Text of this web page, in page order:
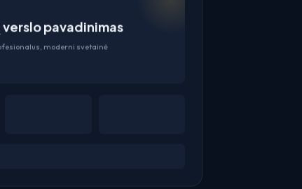
verslo pavadinimas
moderni svetainė